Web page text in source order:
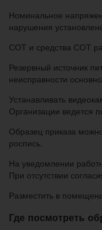
Номинальное
нарушения
СОТ и средства СОТ
Резервный источник
неисправности
Устанавливать
Организации ведется
Образец приказа
роспись.
На уведомлении
При отсутствии
Разместить в
Где посмотреть